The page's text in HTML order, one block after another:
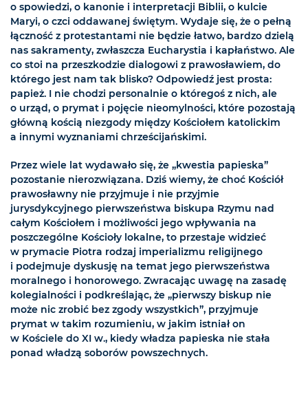
o spowiedzi, o kanonie i interpretacji Biblii, o kulcie
Maryi, o czci oddawanej świętym. Wydaje się, że o pełną
łączność z protestantami nie będzie łatwo, bardzo dzielą
nas sakramenty, zwłaszcza Eucharystia i kapłaństwo. Ale
co stoi na przeszkodzie dialogowi z prawosławiem, do
którego jest nam tak blisko? Odpowiedź jest prosta:
papież. I nie chodzi personalnie o któregoś z nich, ale
o urząd, o prymat i pojęcie nieomylności, które pozostają
główną kością niezgody między Kościołem katolickim
a innymi wyznaniami chrześcijańskimi.
Przez wiele lat wydawało się, że „kwestia papieska”
pozostanie nierozwiązana. Dziś wiemy, że choć Kościół
prawosławny nie przyjmuje i nie przyjmie
jurysdykcyjnego pierwszeństwa biskupa Rzymu nad
całym Kościołem i możliwości jego wpływania na
poszczególne Kościoły lokalne, to przestaje widzieć
w prymacie Piotra rodzaj imperializmu religijnego
i podejmuje dyskusję na temat jego pierwszeństwa
moralnego i honorowego. Zwracając uwagę na zasadę
kolegialności i podkreślając, że „pierwszy biskup nie
może nic zrobić bez zgody wszystkich”, przyjmuje
prymat w takim rozumieniu, w jakim istniał on
w Kościele do XI w., kiedy władza papieska nie stała
ponad władzą soborów powszechnych.